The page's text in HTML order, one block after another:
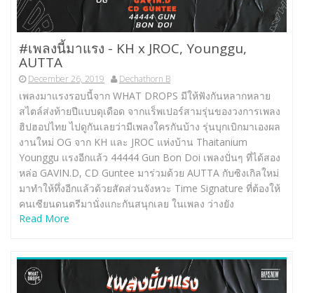
#เพลงนี้มาแรง -​ KH x JROC, Younggu,
AUTTA
December 26, 2019 Dechathorn B
เพลงมาแรงรอบนี้จาก WHAT DROPS มีให้ฟังกันหลากหลาย
สไตล์ส่งท้ายปีแบบดุเดือด จากแร็พเปอร์สามรุ่นของวงการเพลง
ฮิปฮอปไทย ไปดูกันเลยว่ามีเพลงใครกันบ้าง รุ่นบุกเบิกมาเองผล
งานใหม่ OG จาก KH และ JROC แห่งบ้าน Thaitanium
Younggu แรงอีกแล้ว 44444 Gun Bon Doi เพลงปั่นๆ ที่ได้สอง
หล่อ GAVIN.D, CD Guntee มาร่วมด้วย AUTTA กับซิงเกิลใหม่
มาทำให้ทึ่งอีกแล้วด้วยสัดส่วนจังหวะ Time Signature ที่ต้องให้
คนเซียนดนตรีมานั่งแกะกันสนุกเลย ในเพลง ว่างยัง
Read More